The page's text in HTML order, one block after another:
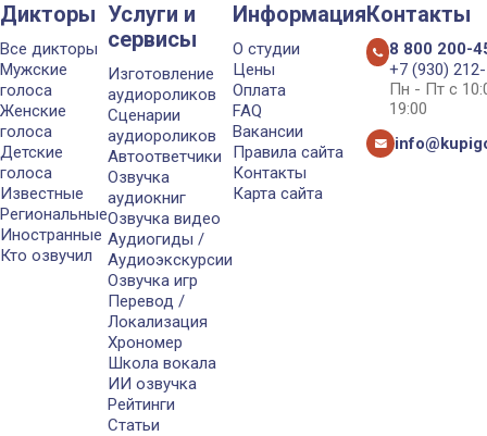
Дикторы
Все дикторы
Мужские
голоса
Женские
голоса
Детские
голоса
Известные
Региональные
Иностранные
Кто озвучил
Услуги и
сервисы
Изготовление
аудиороликов
Сценарии
аудиороликов
Автоответчики
Озвучка
аудиокниг
Озвучка видео
Аудиогиды /
Аудиоэкскурсии
Озвучка игр
Перевод /
Локализация
Хрономер
Школа вокала
ИИ озвучка
Рейтинги
Статьи
Информация
О студии
Цены
Оплата
FAQ
Вакансии
Правила сайта
Контакты
Карта сайта
Контакты
8 800 200-
+7 (930)
Пн - Пт с
19:00